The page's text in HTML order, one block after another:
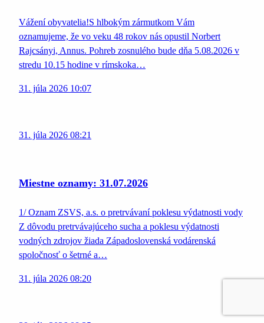
Vážení obyvatelia!S hlbokým zármutkom Vám
oznamujeme, že vo veku 48 rokov nás opustil Norbert
Rajcsányi, Annus. Pohreb zosnulého bude dňa 5.08.2026 v
stredu 10.15 hodine v rímskoka…
31. júla 2026 10:07
31. júla 2026 08:21
Miestne oznamy: 31.07.2026
1/ Oznam ZSVS, a.s. o pretrvávaní poklesu výdatnosti vody
Z dôvodu pretrvávajúceho sucha a poklesu výdatnosti
vodných zdrojov žiada Západoslovenská vodárenská
spoločnosť o šetrné a…
31. júla 2026 08:20